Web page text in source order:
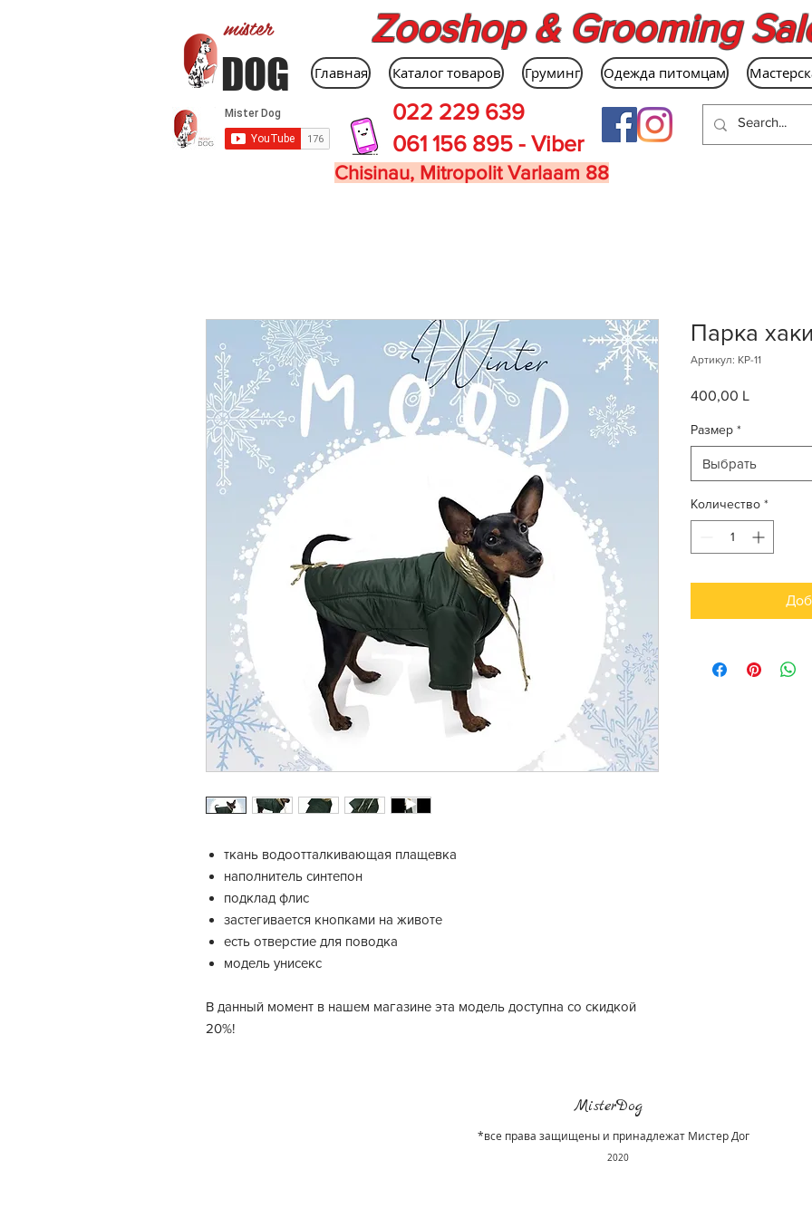
mister
DOG
Zooshop & Grooming
Главная Каталог товаров Груминг Одежда питомцам
022 229 639
061 156 895 - Viber
Chisinau, Mitropolit Varlaam 88
ткань водоотталкивающая плащевка
наполнитель синтепон
подклад флис
застегивается кнопками на животе
есть отверстие для поводка
модель унисекс
В данный момент в нашем магазине эта модель доступна со скидкой
20%!
Парка хаки
Артикул: KP-11
400,00 LЦена
Размер *
Выбрать
Количество *
MisterDog
*все права защищены и принадлежат Мистер Дог
2020